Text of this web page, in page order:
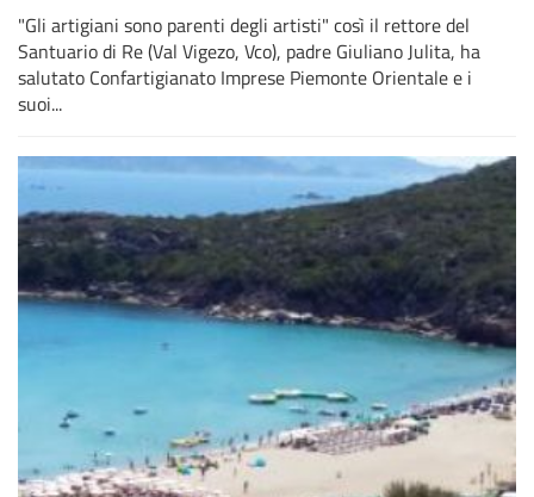
"Gli artigiani sono parenti degli artisti" così il rettore del
Santuario di Re (Val Vigezo, Vco), padre Giuliano Julita, ha
salutato Confartigianato Imprese Piemonte Orientale e i
suoi...